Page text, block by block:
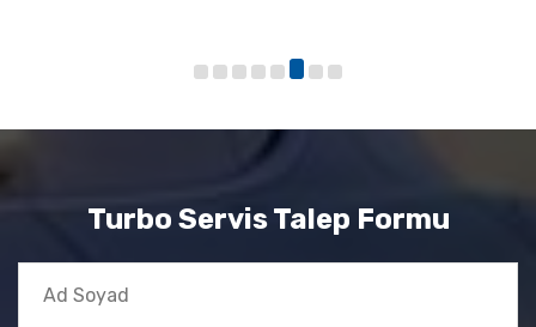
Turbo Servis Talep Formu